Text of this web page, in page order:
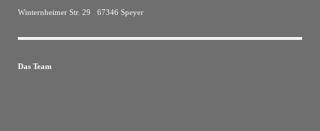
Winternheimer Str. 29 67346 Speyer
Das Team